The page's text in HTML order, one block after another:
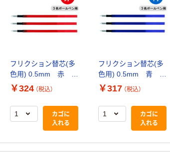
フリクション替芯(多
色用) 0.5mm 赤
LFBTRF30EF3R 3
￥324 （税込）
カゴに
入れる
フリクション替芯(多
色用) 0.5mm 青
LFBTRF30EF3L 3
￥317 （税込）
カゴに
入れる